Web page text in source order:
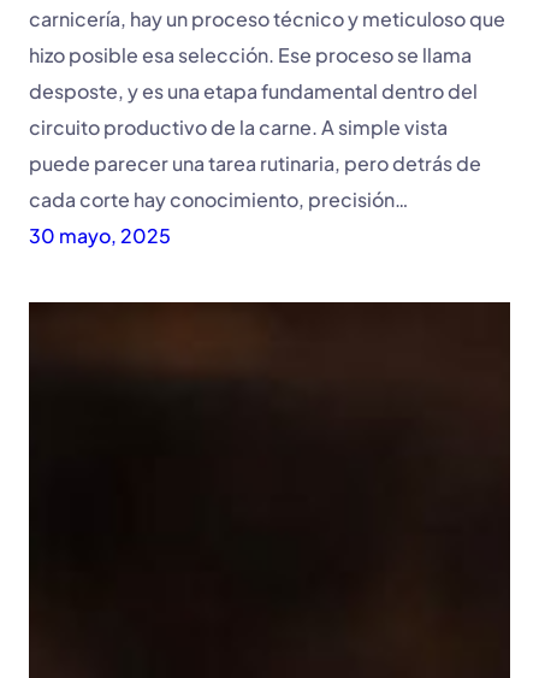
carnicería, hay un proceso técnico y meticuloso que
hizo posible esa selección. Ese proceso se llama
desposte, y es una etapa fundamental dentro del
circuito productivo de la carne. A simple vista
puede parecer una tarea rutinaria, pero detrás de
cada corte hay conocimiento, precisión…
30 mayo, 2025